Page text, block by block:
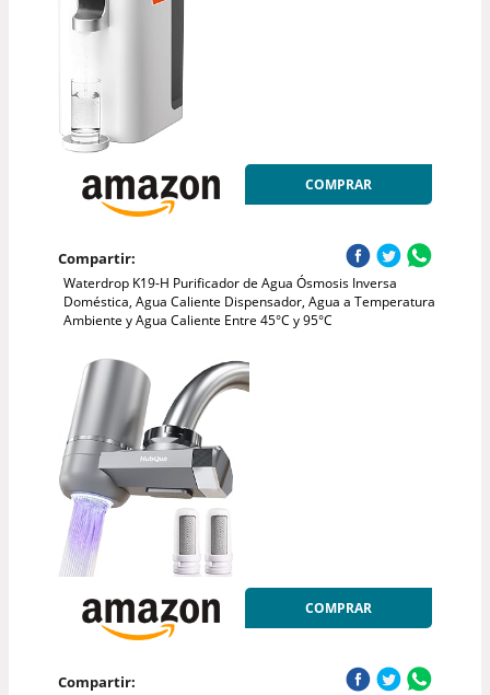
COMPRAR
Compartir:
Waterdrop K19-H Purificador de Agua Ósmosis Inversa
Doméstica, Agua Caliente Dispensador, Agua a Temperatura
Ambiente y Agua Caliente Entre 45°C y 95°C
COMPRAR
Compartir: